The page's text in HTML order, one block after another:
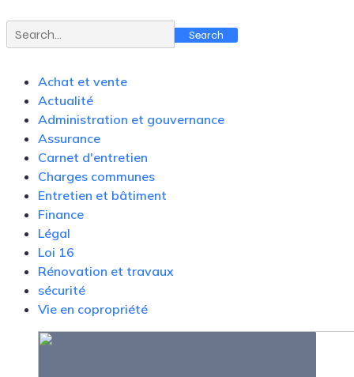
Search
Achat et vente
Actualité
Administration et gouvernance
Assurance
Carnet d'entretien
Charges communes
Entretien et bâtiment
Finance
Légal
Loi 16
Rénovation et travaux
sécurité
Vie en copropriété